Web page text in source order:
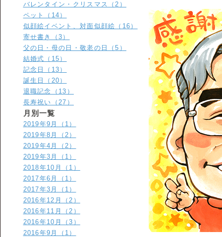
バレンタイン・クリスマス（2）
ペット（14）
似顔絵イベント、対面似顔絵（16）
寄せ書き（3）
父の日・母の日・敬老の日（5）
結婚式（15）
記念日（13）
誕生日（20）
退職記念（13）
長寿祝い（27）
月別一覧
2019年9月（1）
2019年8月（2）
2019年4月（2）
2019年3月（1）
2018年10月（1）
2017年6月（1）
2017年3月（1）
2016年12月（2）
2016年11月（2）
2016年10月（3）
2016年9月（1）